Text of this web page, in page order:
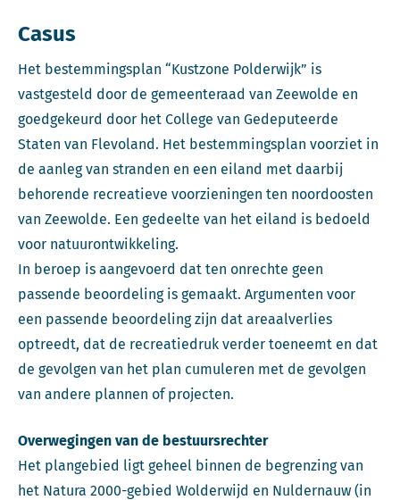
Casus
Het bestemmingsplan “Kustzone Polderwijk” is
vastgesteld door de gemeenteraad van Zeewolde en
goedgekeurd door het College van Gedeputeerde
Staten van Flevoland. Het bestemmingsplan voorziet in
de aanleg van stranden en een eiland met daarbij
behorende recreatieve voorzieningen ten noordoosten
van Zeewolde. Een gedeelte van het eiland is bedoeld
voor natuurontwikkeling.
In beroep is aangevoerd dat ten onrechte geen
passende beoordeling is gemaakt. Argumenten voor
een passende beoordeling zijn dat areaalverlies
optreedt, dat de recreatiedruk verder toeneemt en dat
de gevolgen van het plan cumuleren met de gevolgen
van andere plannen of projecten.
Overwegingen van de bestuursrechter
Het plangebied ligt geheel binnen de begrenzing van
het Natura 2000-gebied Wolderwijd en Nuldernauw (in